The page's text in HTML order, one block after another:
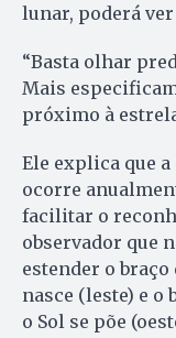
lunar, poderá
“Basta olhar
Mais
próximo à
Ele explica que
ocorre
facilitar o
observador que
estender o
nasce (leste) e o
o Sol se põe